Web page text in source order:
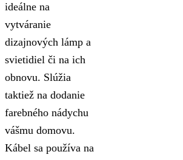
ideálne na
vytváranie
dizajnových lámp a
svietidiel či na ich
obnovu. Slúžia
taktiež na dodanie
farebného nádychu
vášmu domovu.
Kábel sa používa na